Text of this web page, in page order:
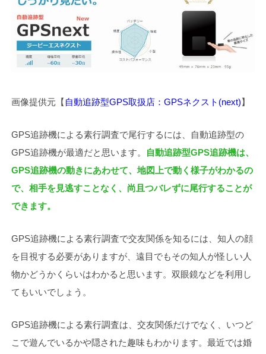
画像提供元【 自動追跡型GPS取扱店：GPSネクスト(next)】
GPS追跡機による素行調査で尾行するには、自動追跡型の
GPS追跡機が最適だと思います。 自動追跡型GPS追跡機は、
GPS追跡機の動きにあわせて、地図上で動く様子がわかるの
で、相手を見逃すことなく、尚且つバレずに尾行することが
できます。
GPS追跡機による素行調査で交友関係を知るには、知人の顔
を目視する必要がありますが、遠目でもその知人が怪しい人
物かどうかくらいはわかると思います。双眼鏡などを利用し
てもいいでしょう。
GPS追跡機による素行調査は、交友関係だけでなく、いつど
こで遊んでいるかや隠された趣味もわかります。最近では婚